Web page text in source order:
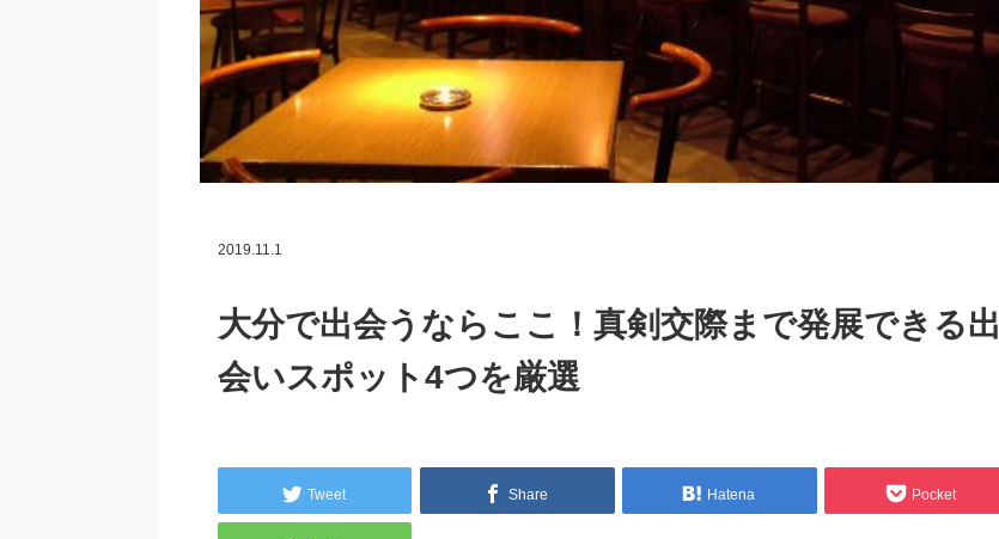
2019.11.1
大分で出会うならここ！真剣交際まで発展できる出
会いスポット4つを厳選
Tweet Share Hatena Pocket